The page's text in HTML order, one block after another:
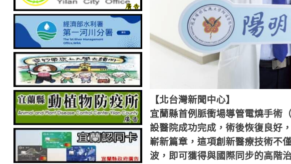
【北台灣新聞中心】
宜蘭縣首例脈衝場導管電燒手術（
設醫院成功完成，術後恢復良好
嶄新篇章，這項創新醫療技術不
波，即可獲得與國際同步的高階